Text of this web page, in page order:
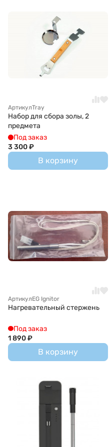
АртикулTray
Набор для сбора золы, 2
предмета
Под заказ
3 300₽
В корзину
АртикулEG Ignitor
Нагревательный стержень
Под заказ
1 890₽
В корзину